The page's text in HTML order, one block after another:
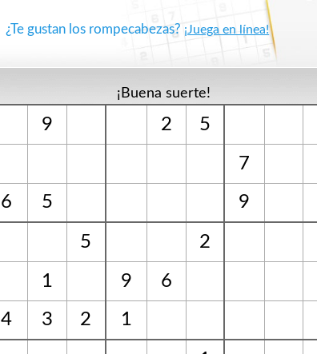
¿Te gustan los rompecabezas? ¡Juega en línea!
¡Buena suerte!
9 2 5
7
6
5 9
5 2
1 9
6
4
3 2 1